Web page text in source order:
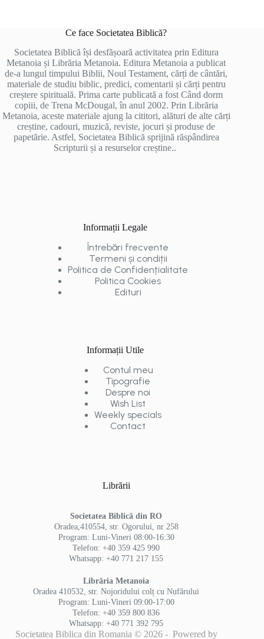
Ce face Societatea Biblică?
Societatea Biblică își desfășoară activitatea prin Editura
Metanoia și Librăria Metanoia. Editura Metanoia a publicat
de-a lungul timpului Biblii, Noul Testament, cărți de cântări,
materiale de studiu biblic, predici, comentarii și cărți pentru
creștere spirituală. Prima carte publicată a fost Când dorm
copiii, de Trena McDougal, în anul 2002. Prin Librăria
Metanoia, aceste materiale ajung la cititori, alături de alte cărți
creștine, cadouri, muzică, reviste, jocuri și produse de
papetărie. Astfel, Societatea Biblică sprijină răspândirea
Scripturii și a resurselor creștine..
Informații Legale
Întrebări frecvente
Termeni și condiții
Politica de Confidențialitate
Politica Cookies
Edituri
Informații Utile
Contul meu
Tipografie
Despre noi
Wish List
Weekly specials
Contact
Librării
Societatea Biblică din RO
Oradea,410554, str. Ogorului, nr 258
Program: Luni-Vineri 08:00-16:30
Telefon: +40 359 425 990
Whatsapp: +40 771 217 155
Librăria Metanoia
Oradea 410532, str. Nojoridului colț cu Nufărului
Program: Luni-Vineri 09:00-17:00
Telefon: +40 359 800 836
Whatsapp: +40 771 392 795
Societatea Biblica din Romania © 2026 - Powered by